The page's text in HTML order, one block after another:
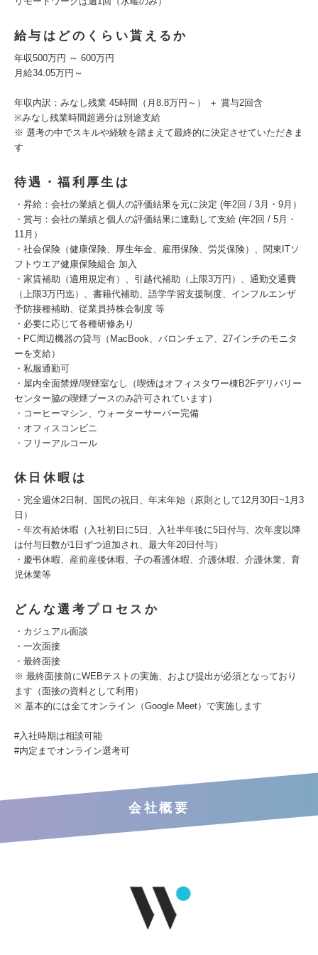
給与はどのくらい貰えるか
年収500万円 ～ 600万円
月給34.05万円～
年収内訳：みなし残業 45時間（月8.8万円～） ＋ 賞与2回含
※みなし残業時間超過分は別途支給
※ 選考の中でスキルや経験を踏まえて最終的に決定させていただきま
す
待遇・福利厚生は
・昇給：会社の業績と個人の評価結果を元に決定 (年2回 / 3月・9月）
・賞与：会社の業績と個人の評価結果に連動して支給 (年2回 / 5月・
11月）
・社会保険（健康保険、厚生年金、雇用保険、労災保険）、関東ITソ
フトウエア健康保険組合 加入
・家賃補助（適用規定有）、引越代補助（上限3万円）、通勤交通費
（上限3万円迄）、書籍代補助、語学学習支援制度、インフルエンザ
予防接種補助、従業員持株会制度 等
・必要に応じて各種研修あり
・PC周辺機器の貸与（MacBook、バロンチェア、27インチのモニタ
ーを支給）
・私服通勤可
・屋内全面禁煙/喫煙室なし（喫煙はオフィスタワー棟B2Fデリバリー
センター脇の喫煙ブースのみ許可されています）
・コーヒーマシン、ウォーターサーバー完備
・オフィスコンビニ
・フリーアルコール
休日休暇は
・完全週休2日制、国民の祝日、年末年始（原則として12月30日~1月3
日）
・年次有給休暇（入社初日に5日、入社半年後に5日付与、次年度以降
は付与日数が1日ずつ追加され、最大年20日付与）
・慶弔休暇、産前産後休暇、子の看護休暇、介護休暇、介護休業、育
児休業等
どんな選考プロセスか
・カジュアル面談
・一次面接
・最終面接
※ 最終面接前にWEBテストの実施、および提出が必須となっており
ます（面接の資料として利用）
※ 基本的には全てオンライン（Google Meet）で実施します
#入社時期は相談可能
#内定までオンライン選考可
会社概要